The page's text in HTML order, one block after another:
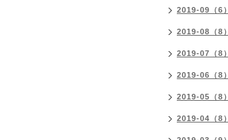
2019-09（6）
2019-08（8）
2019-07（8）
2019-06（8）
2019-05（8）
2019-04（8）